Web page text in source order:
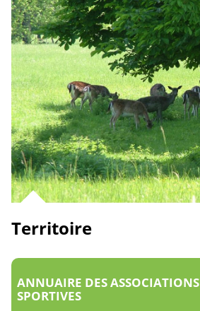
Territoire
ANNUAIRE DES ASSOCIATIONS
SPORTIVES